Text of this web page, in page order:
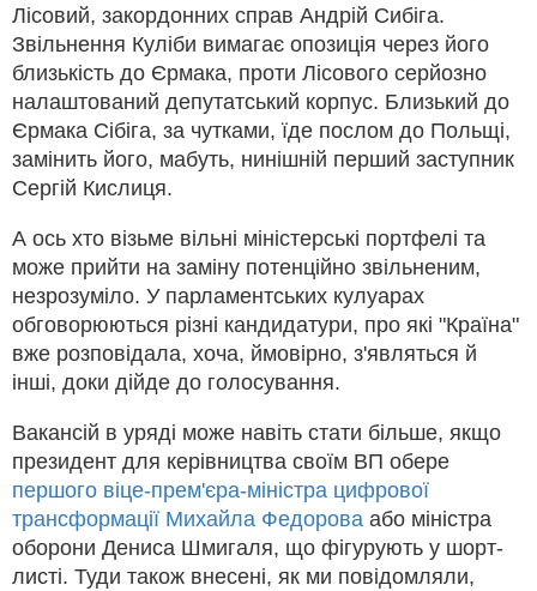
Лісовий, закордонних справ Андрій Сибіга.
Звільнення Куліби вимагає опозиція через його
близькість до Єрмака, проти Лісового серйозно
налаштований депутатський корпус. Близький до
Єрмака Сібіга, за чутками, їде послом до Польщі,
замінить його, мабуть, нинішній перший заступник
Сергій Кислиця.
А ось хто візьме вільні міністерські портфелі та
може прийти на заміну потенційно звільненим,
незрозуміло. У парламентських кулуарах
обговорюються різні кандидатури, про які "Країна"
вже розповідала, хоча, ймовірно, з'являться й
інші, доки дійде до голосування.
Вакансій в уряді може навіть стати більше, якщо
президент для керівництва своїм ВП обере
першого віце-прем'єра-міністра цифрової
трансформації Михайла Федорова або міністра
оборони Дениса Шмигаля, що фігурують у шорт-
листі. Туди також внесені, як ми повідомляли,